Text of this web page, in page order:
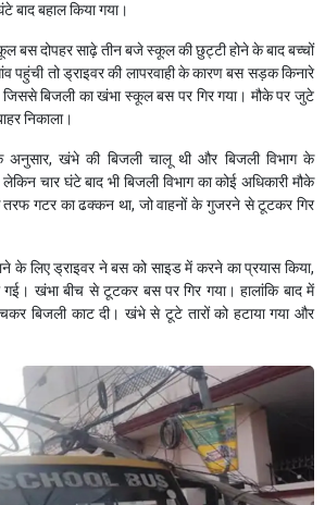
बाद बहाल किया गया।
बस दोपहर साढ़े तीन बजे स्कूल की छुट्टी होने के बाद बच्चों
पहुंची तो ड्राइवर की लापरवाही के कारण बस सड़क किनारे
बिजली का खंभा स्कूल बस पर गिर गया। मौके पर जुटे
निकाला।
अनुसार, खंभे की बिजली चालू थी और बिजली विभाग के
चार घंटे बाद भी बिजली विभाग का कोई अधिकारी मौके
गटर का ढक्कन था, जो वाहनों के गुजरने से टूटकर गिर
के लिए ड्राइवर ने बस को साइड में करने का प्रयास किया,
खंभा बीच से टूटकर बस पर गिर गया। हालांकि बाद में
बिजली काट दी। खंभे से टूटे तारों को हटाया गया और